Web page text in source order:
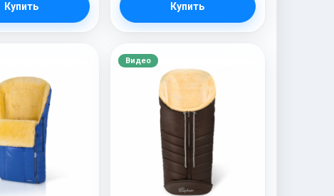
Купить Купить
Видео